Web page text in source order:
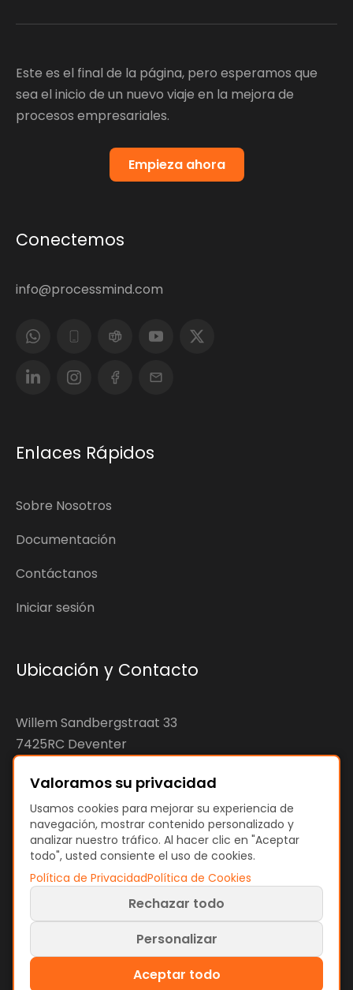
Este es el final de la página, pero esperamos que
sea el inicio de un nuevo viaje en la mejora de
procesos empresariales.
Empieza ahora
Conectemos
info@processmind.com
Enlaces Rápidos
Sobre Nosotros
Documentación
Contáctanos
Iniciar sesión
Ubicación y Contacto
Willem Sandbergstraat 33
7425RC Deventer
KvK: 92890598
VAT: NL866207144B01
Términos y Políticas
Términos de Uso
Política de Privacidad
Política de Cookies
Preferencias de cookies
Valoramos su privacidad
Usamos cookies para mejorar su experiencia de
navegación, mostrar contenido personalizado y
analizar nuestro tráfico. Al hacer clic en "Aceptar
todo", usted consiente el uso de cookies.
Política de PrivacidadPolítica de Cookies
Rechazar todo
Personalizar
Aceptar todo